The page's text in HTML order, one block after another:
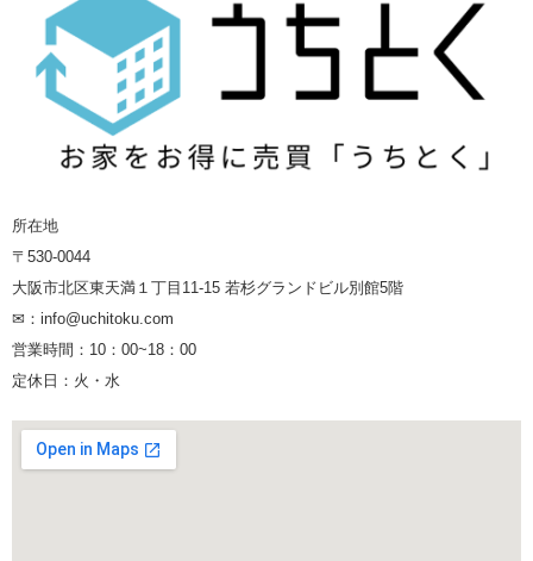
所在地
〒530-0044
大阪市北区東天満１丁目11-15 若杉グランドビル別館5階
✉：info@uchitoku.com
営業時間：10：00~18：00
定休日：火・水